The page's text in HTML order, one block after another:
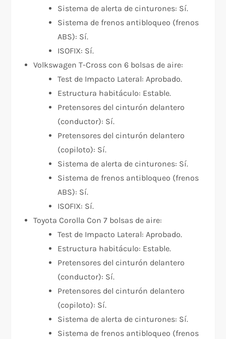
Sistema de alerta de cinturones: Sí.
Sistema de frenos antibloqueo (frenos
ABS): Sí.
ISOFIX: Sí.
Volkswagen T-Cross con 6 bolsas de aire:
Test de Impacto Lateral: Aprobado.
Estructura habitáculo: Estable.
Pretensores del cinturón delantero
(conductor): Sí.
Pretensores del cinturón delantero
(copiloto): Sí.
Sistema de alerta de cinturones: Sí.
Sistema de frenos antibloqueo (frenos
ABS): Sí.
ISOFIX: Sí.
Toyota Corolla Con 7 bolsas de aire:
Test de Impacto Lateral: Aprobado.
Estructura habitáculo: Estable.
Pretensores del cinturón delantero
(conductor): Sí.
Pretensores del cinturón delantero
(copiloto): Sí.
Sistema de alerta de cinturones: Sí.
Sistema de frenos antibloqueo (frenos